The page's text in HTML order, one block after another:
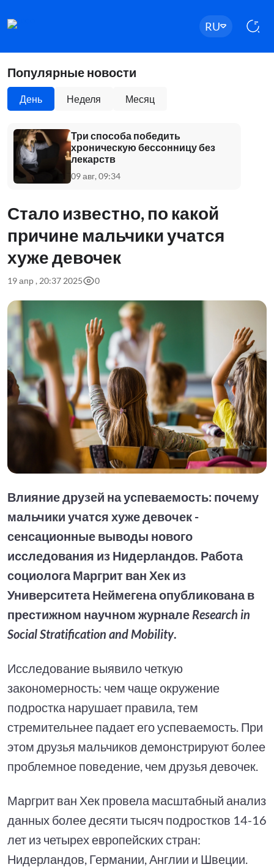
RU
Популярные новости
День Неделя Месяц
Три способа победить
хроническую бессонницу без
лекарств
09 авг, 09:34
Стало известно, по какой
причине мальчики учатся
хуже девочек
19 апр , 20:37 2025 0
Влияние друзей на успеваемость: почему
мальчики учатся хуже девочек -
сенсационные выводы нового
исследования из Нидерландов. Работа
социолога Маргрит ван Хек из
Университета Неймегена опубликована в
престижном научном журнале Research in
Social Stratification and Mobility.
Исследование выявило четкую
закономерность: чем чаще окружение
подростка нарушает правила, тем
стремительнее падает его успеваемость. При
этом друзья мальчиков демонстрируют более
проблемное поведение, чем друзья девочек.
Маргрит ван Хек провела масштабный анализ
данных более десяти тысяч подростков 14-16
лет из четырех европейских стран:
Нидерландов, Германии, Англии и Швеции.